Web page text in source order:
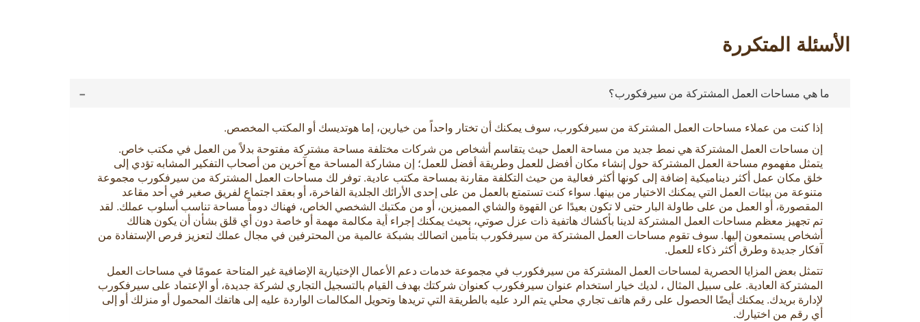
الأسئلة المتكررة
ما هي مساحات العمل المشتركة من سيرفكورب؟ -
إذا كنت من عملاء مساحات العمل المشتركة من سيرفكورب، سوف يمكنك أن تختار واحداً من خيارين، إما هوتديسك أو المكتب المخصص.
إن مساحات العمل المشتركة هي نمط جديد من مساحة العمل حيث يتقاسم أشخاص من شركات مختلفة مساحة مشتركة مفتوحة بدلاً من العمل في مكتب خاص.
يتمثل مفهموم مساحة العمل المشتركة حول إنشاء مكان أفضل للعمل وطريقة أفضل للعمل؛ إن مشاركة المساحة مع آخرين من أصحاب التفكير المشابه تؤدي إلى
خلق مكان عمل أكثر ديناميكية إضافة إلى كونها أكثر فعالية من حيث التكلفة مقارنة بمساحة مكتب عادية. توفر لك مساحات العمل المشتركة من سيرفكورب مجموعة
متنوعة من بيئات العمل التي يمكنك الاختيار من بينها. سواء كنت تستمتع بالعمل من على إحدى الأرائك الجلدية الفاخرة، أو بعقد اجتماع لفريق صغير في أحد مقاعد
المقصورة، أو العمل من على طاولة البار حتى لا تكون بعيدًا عن القهوة والشاي المميزين، أو من مكتبك الشخصي الخاص، فهناك دوماً مساحة تناسب أسلوب عملك. لقد
تم تجهيز معظم مساحات العمل المشتركة لدينا بأكشاك هاتفية ذات عزل صوتي، بحيث يمكنك إجراء أية مكالمة مهمة أو خاصة دون أي قلق بشأن أن يكون هنالك
أشخاص يستمعون إليها. سوف تقوم مساحات العمل المشتركة من سيرفكورب بتأمين اتصالك بشبكة عالمية من المحترفين في مجال عملك لتعزيز فرص الإستفادة من
آفكار جديدة وطرق أكثر ذكاء للعمل.
تتمثل بعض المزايا الحصرية لمساحات العمل المشتركة من سيرفكورب في مجموعة خدمات دعم الأعمال الإختيارية الإضافية غير المتاحة عمومًا في مساحات العمل
المشتركة العادية. على سبيل المثال ، لديك خيار استخدام عنوان سيرفكورب كعنوان شركتك بهدف القيام بالتسجيل التجاري لشركة جديدة، أو الإعتماد على سيرفكورب
لإدارة بريدك. يمكنك أيضًا الحصول على رقم هاتف تجاري محلي يتم الرد عليه بالطريقة التي تريدها وتحويل المكالمات الواردة عليه إلى هاتفك المحمول أو منزلك أو إلى
أي رقم من اختيارك.